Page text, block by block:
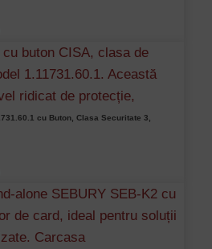
cu Buton, Clasa Securitate 3,